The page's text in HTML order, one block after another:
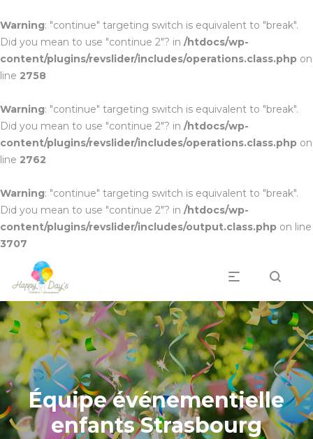
Warning: "continue" targeting switch is equivalent to "break".
Did you mean to use "continue 2"? in /htdocs/wp-
content/plugins/revslider/includes/operations.class.php on
line 2758
Warning: "continue" targeting switch is equivalent to "break".
Did you mean to use "continue 2"? in /htdocs/wp-
content/plugins/revslider/includes/operations.class.php on
line 2762
Warning: "continue" targeting switch is equivalent to "break".
Did you mean to use "continue 2"? in /htdocs/wp-
content/plugins/revslider/includes/output.class.php on line
3707
Équipe événementielle
enfants Strasbourg